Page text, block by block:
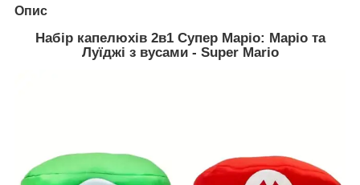
Опис
Набір капелюхів 2в1 Супер Маріо: Маріо та
Луїджі з вусами - Super Mario